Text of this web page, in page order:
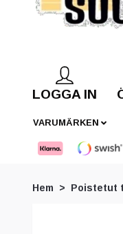
LOGGA IN
VARUMÄRKEN
Hem Poistetut